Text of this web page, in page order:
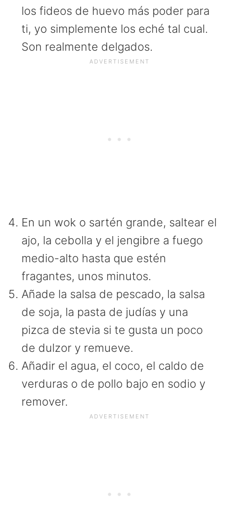
los fideos de huevo más poder para
ti, yo simplemente los eché tal cual.
Son realmente delgados.
En un wok o sartén grande, saltear el
ajo, la cebolla y el jengibre a fuego
medio-alto hasta que estén
fragantes, unos minutos.
Añade la salsa de pescado, la salsa
de soja, la pasta de judías y una
pizca de stevia si te gusta un poco
de dulzor y remueve.
Añadir el agua, el coco, el caldo de
verduras o de pollo bajo en sodio y
remover.